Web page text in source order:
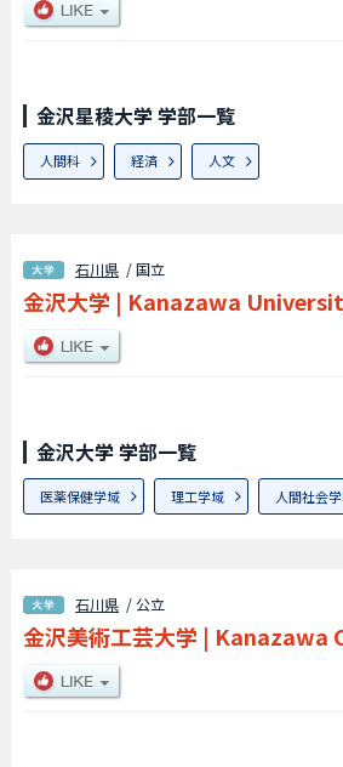
金沢星稜大学 学部一覧
人間科 経済 人文
石川県 / 国立
金沢大学 | Kanazawa
金沢大学 学部一覧
医薬保健学域 理工学域 人間社会
石川県 / 公立
金沢美術工芸大学 | Kanazawa